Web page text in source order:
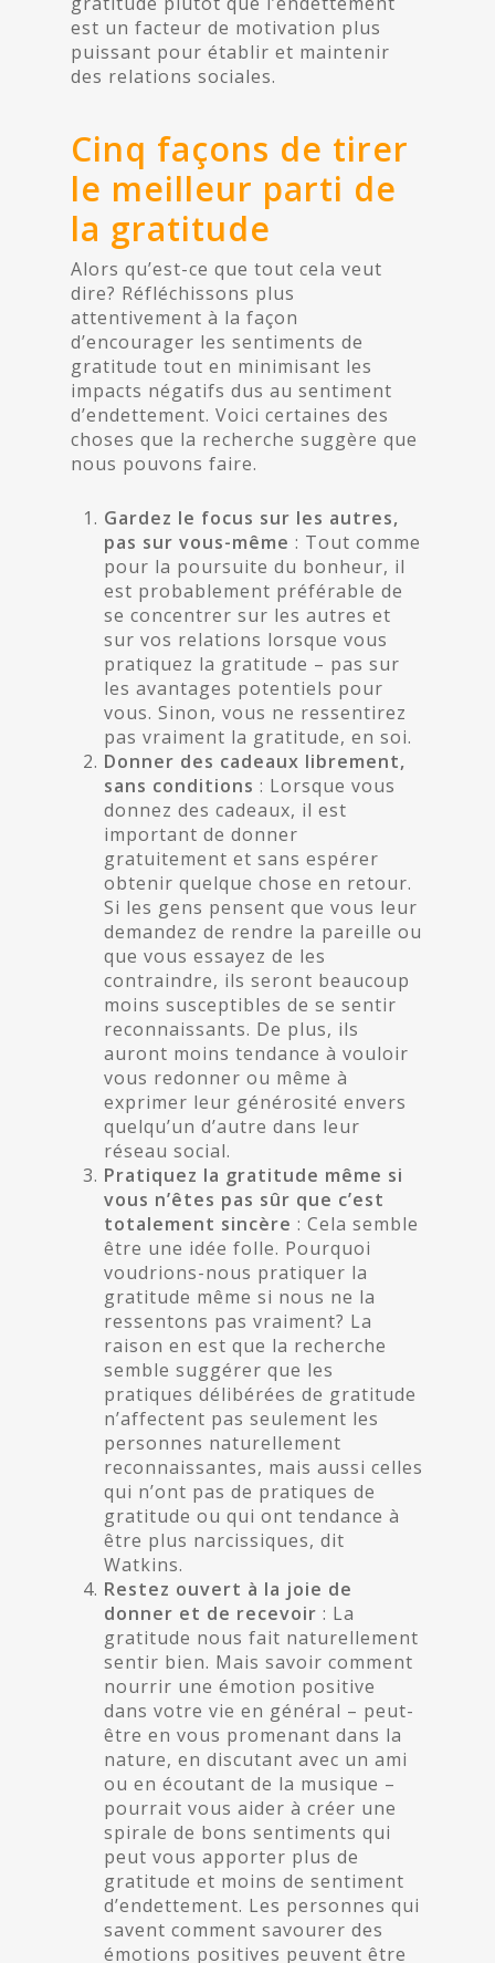
est un facteur de motivation plus
puissant pour établir et maintenir
des relations sociales.
Cinq façons de tirer
le meilleur parti de
la gratitude
Alors qu’est-ce que tout cela veut
dire? Réfléchissons plus
attentivement à la façon
d’encourager les sentiments de
gratitude tout en minimisant les
impacts négatifs dus au sentiment
d’endettement. Voici certaines des
choses que la recherche suggère que
nous pouvons faire.
Gardez le focus sur les autres,
pas sur vous-même : Tout comme
pour la poursuite du bonheur, il
est probablement préférable de
se concentrer sur les autres et
sur vos relations lorsque vous
pratiquez la gratitude – pas sur
les avantages potentiels pour
vous. Sinon, vous ne ressentirez
pas vraiment la gratitude, en soi.
Donner des cadeaux librement,
sans conditions : Lorsque vous
donnez des cadeaux, il est
important de donner
gratuitement et sans espérer
obtenir quelque chose en retour.
Si les gens pensent que vous leur
demandez de rendre la pareille ou
que vous essayez de les
contraindre, ils seront beaucoup
moins susceptibles de se sentir
reconnaissants. De plus, ils
auront moins tendance à vouloir
vous redonner ou même à
exprimer leur générosité envers
quelqu’un d’autre dans leur
réseau social.
Pratiquez la gratitude même si
vous n’êtes pas sûr que c’est
totalement sincère : Cela semble
être une idée folle. Pourquoi
voudrions-nous pratiquer la
gratitude même si nous ne la
ressentons pas vraiment? La
raison en est que la recherche
semble suggérer que les
pratiques délibérées de gratitude
n’affectent pas seulement les
personnes naturellement
reconnaissantes, mais aussi celles
qui n’ont pas de pratiques de
gratitude ou qui ont tendance à
être plus narcissiques, dit
Watkins.
Restez ouvert à la joie de
donner et de recevoir : La
gratitude nous fait naturellement
sentir bien. Mais savoir comment
nourrir une émotion positive
dans votre vie en général – peut-
être en vous promenant dans la
nature, en discutant avec un ami
ou en écoutant de la musique –
pourrait vous aider à créer une
spirale de bons sentiments qui
peut vous apporter plus de
gratitude et moins de sentiment
d’endettement. Les personnes qui
savent comment savourer des
émotions positives peuvent être